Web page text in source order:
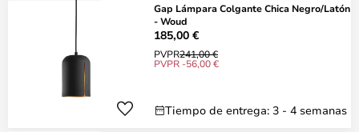
Gap Lámpara Colgante Chica Negro/Latón
- Woud
185,00 €
PVPR241,00 €
PVPR -56,00 €
Tiempo de entrega: 3 - 4 semanas